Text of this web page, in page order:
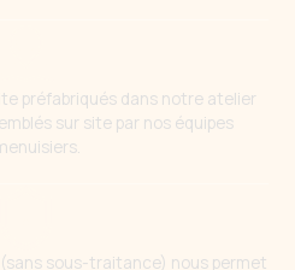
préfabriqués dans notre atelier
sur site par nos équipes
sous-traitance) nous permet